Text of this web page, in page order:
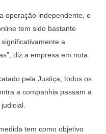
operação independente, o
tem sido bastante
a
diz a empresa em nota.
pela Justiça, todos os
a companhia passam a
tem como objetivo